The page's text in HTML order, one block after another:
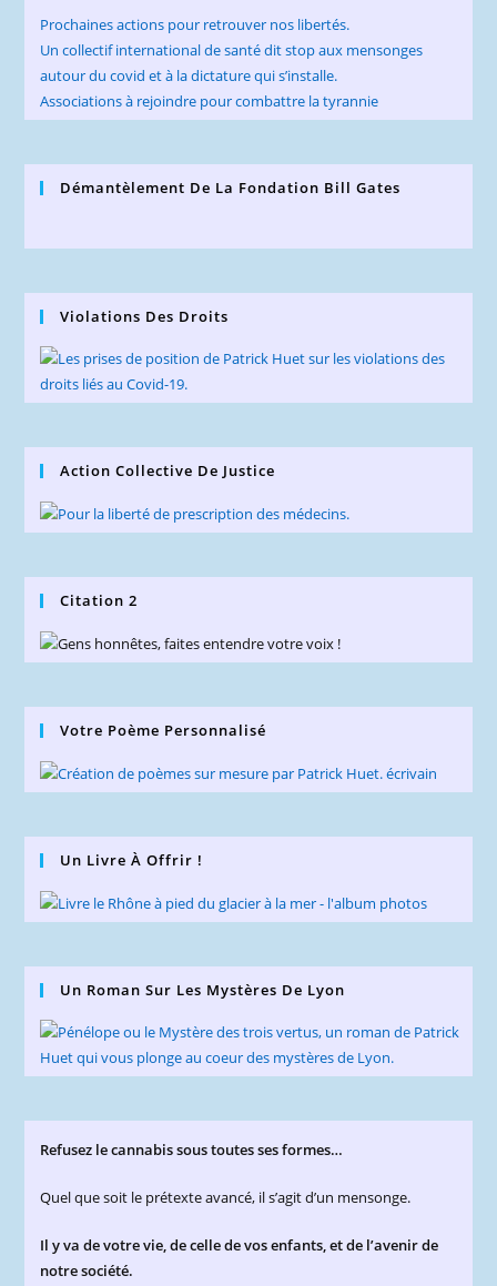
Prochaines actions pour retrouver nos libertés.
Un collectif international de santé dit stop aux mensonges
autour du covid et à la dictature qui s’installe.
Associations à rejoindre pour combattre la tyrannie
Démantèlement De La Fondation Bill Gates
Violations Des Droits
Action Collective De Justice
Citation 2
Votre Poème Personnalisé
Un Livre À Offrir !
Un Roman Sur Les Mystères De Lyon
Refusez le cannabis sous toutes ses formes…
Quel que soit le prétexte avancé, il s’agit d’un mensonge.
Il y va de votre vie, de celle de vos enfants, et de l’avenir de
notre société.